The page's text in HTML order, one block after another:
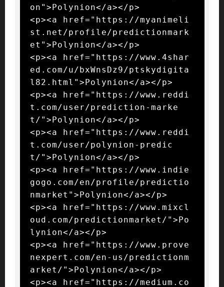
on">Polynion</a></p>
<p><a href="https://myanimeli
st.net/profile/predictionmark
et">Polynion</a></p>
<p><a href="https://www.4shar
ed.com/u/bxWnsDz9/ptskydigita
l82.html">Polynion</a></p>
<p><a href="https://www.reddi
t.com/user/prediction-marke
t/">Polynion</a></p>
<p><a href="https://www.reddi
t.com/user/polynion-predic
t/">Polynion</a></p>
<p><a href="https://www.indie
gogo.com/en/profile/predictio
nmarket">Polynion</a></p>
<p><a href="https://www.mixcl
oud.com/predictionmarket/">Po
lynion</a></p>
<p><a href="https://www.prove
nexpert.com/en-us/predictionm
arket/">Polynion</a></p>
<p><a href="https://medium.co